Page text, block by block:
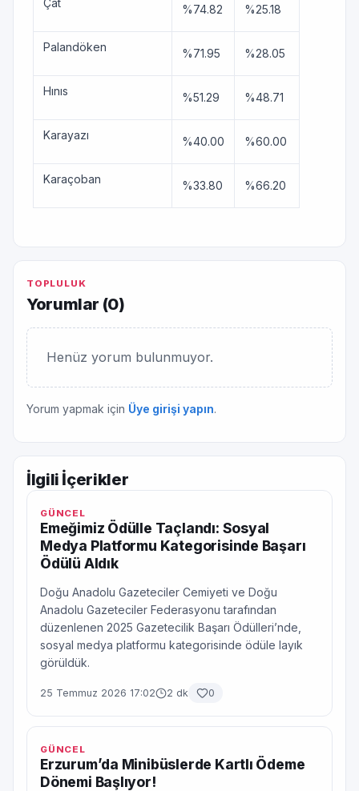
Çat %74.82 %25.18
Palandöken %71.95 %28.05
Hınıs %51.29 %48.71
Karayazı %40.00 %60.00
Karaçoban %33.80 %66.20
TOPLULUK
Yorumlar (0)
Henüz yorum bulunmuyor.
Yorum yapmak için Üye girişi yapın.
İlgili İçerikler
GÜNCEL
Emeğimiz Ödülle Taçlandı: Sosyal
Medya Platformu Kategorisinde Başarı
Ödülü Aldık
Doğu Anadolu Gazeteciler Cemiyeti ve Doğu
Anadolu Gazeteciler Federasyonu tarafından
düzenlenen 2025 Gazetecilik Başarı Ödülleri’nde,
sosyal medya platformu kategorisinde ödüle layık
görüldük.
25 Temmuz 2026 17:02 2 dk 0
GÜNCEL
Erzurum’da Minibüslerde Kartlı Ödeme
Dönemi Başlıyor!